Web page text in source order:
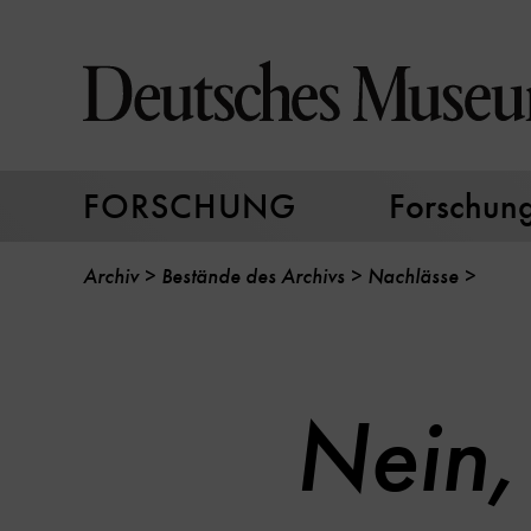
Seiteninhalt
springen
FORSCHUNG
Archiv Bestände des Archivs Nachlässe